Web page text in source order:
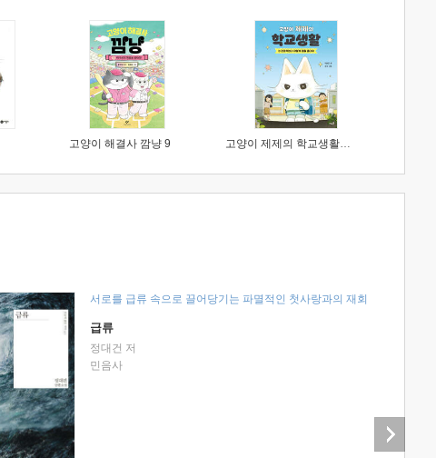
고양이 해결사 깜냥 9 고양이 제제의 학교생활 1 : 초등학생이 이렇게 힘들 줄이야
서로를 급류 속으로 끌어당기는 파멸적인 첫사랑과의 재회
급류
정대건 저
민음사